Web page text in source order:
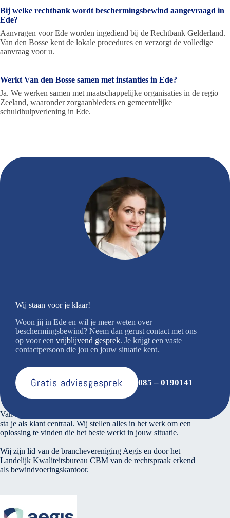
Bij welke rechtbank wordt beschermingsbewind aangevraagd in
Ede?
Aanvragen voor Ede worden ingediend bij de Rechtbank Gelderland.
Van den Bosse kent de lokale procedures en verzorgt de volledige
aanvraag voor u.
Werkt Van den Bosse samen met instanties in Ede?
Ja. We werken samen met maatschappelijke organisaties in de regio
Zeeland, waaronder zorgaanbieders en gemeentelijke
schuldhulpverlening in Ede.
Wij staan voor je klaar!
Woon jij in Ede en wil je meer weten over
beschermingsbewind? Neem dan gerust contact met ons
op voor een vrijblijvend gesprek. Je krijgt een vaste
contactpersoon die jou en jouw situatie kent.
Gratis adviesgesprek 085 – 0190141
Over ons
Van den Bosse voert verantwoord financieel beheer. Bij ons
sta je als klant centraal. Wij stellen alles in het werk om een
oplossing te vinden die het beste werkt in jouw situatie.
Wij zijn lid van de branchevereniging Aegis en door het
Landelijk Kwaliteitsbureau CBM van de rechtspraak erkend
als bewindvoeringskantoor.